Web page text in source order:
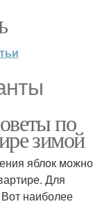
по
зимой
яблок можно
Для
наиболее